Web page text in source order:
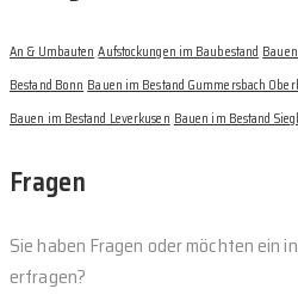
An & Umbauten Aufstockungen im Baubestand
Bestand Bonn Bauen im Bestand Gummersbach
Bauen im Bestand Leverkusen Bauen im Bestand
Fragen
Sie haben Fragen oder möchten ein
erfragen?